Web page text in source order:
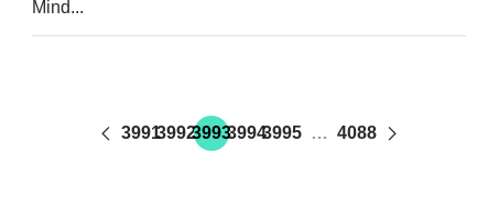
Mind...
39913992399339943995 … 4088